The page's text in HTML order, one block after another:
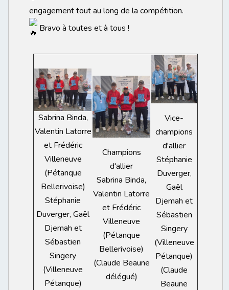
engagement tout au long de la compétition.
Bravo à toutes et à tous !
Sabrina Binda,
Valentin Latorre
et Frédéric
Villeneuve
(Pétanque
Bellerivoise)
Stéphanie
Duverger, Gaël
Djemah et
Sébastien
Singery
(Villeneuve
Pétanque)
Champions
d'allier
Sabrina Binda,
Valentin Latorre
et Frédéric
Villeneuve
(Pétanque
Bellerivoise)
(Claude Beaune
délégué)
Vice-
champions
d'allier
Stéphanie
Duverger,
Gaël
Djemah et
Sébastien
Singery
(Villeneuve
Pétanque)
(Claude
Beaune